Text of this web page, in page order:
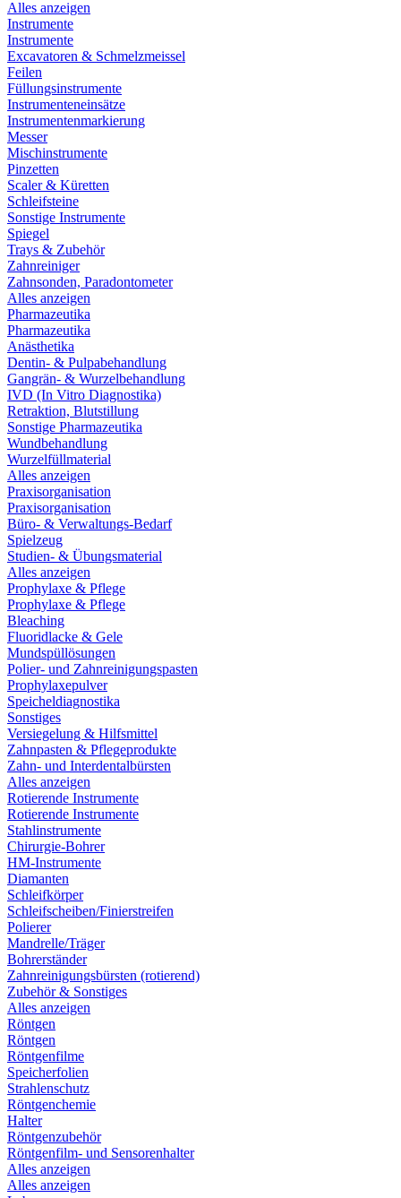
Alles anzeigen
Instrumente
Instrumente
Excavatoren & Schmelzmeissel
Feilen
Füllungsinstrumente
Instrumenteneinsätze
Instrumentenmarkierung
Messer
Mischinstrumente
Pinzetten
Scaler & Küretten
Schleifsteine
Sonstige Instrumente
Spiegel
Trays & Zubehör
Zahnreiniger
Zahnsonden, Paradontometer
Alles anzeigen
Pharmazeutika
Pharmazeutika
Anästhetika
Dentin- & Pulpabehandlung
Gangrän- & Wurzelbehandlung
IVD (In Vitro Diagnostika)
Retraktion, Blutstillung
Sonstige Pharmazeutika
Wundbehandlung
Wurzelfüllmaterial
Alles anzeigen
Praxisorganisation
Praxisorganisation
Büro- & Verwaltungs-Bedarf
Spielzeug
Studien- & Übungsmaterial
Alles anzeigen
Prophylaxe & Pflege
Prophylaxe & Pflege
Bleaching
Fluoridlacke & Gele
Mundspüllösungen
Polier- und Zahnreinigungspasten
Prophylaxepulver
Speicheldiagnostika
Sonstiges
Versiegelung & Hilfsmittel
Zahnpasten & Pflegeprodukte
Zahn- und Interdentalbürsten
Alles anzeigen
Rotierende Instrumente
Rotierende Instrumente
Stahlinstrumente
Chirurgie-Bohrer
HM-Instrumente
Diamanten
Schleifkörper
Schleifscheiben/Finierstreifen
Polierer
Mandrelle/Träger
Bohrerständer
Zahnreinigungsbürsten (rotierend)
Zubehör & Sonstiges
Alles anzeigen
Röntgen
Röntgen
Röntgenfilme
Speicherfolien
Strahlenschutz
Röntgenchemie
Halter
Röntgenzubehör
Röntgenfilm- und Sensorenhalter
Alles anzeigen
Alles anzeigen